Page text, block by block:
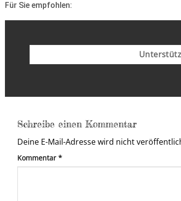
Für Sie empfohlen:
Schreibe einen Kommentar
Deine E-Mail-Adresse wird nicht
Kommentar *